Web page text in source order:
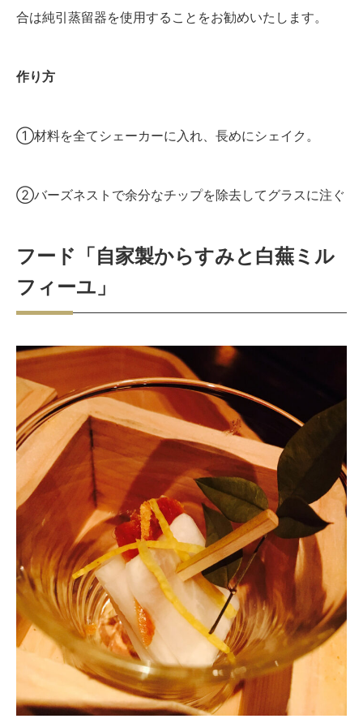
合は純引蒸留器を使用することをお勧めいたします。
作り方
①材料を全てシェーカーに入れ、長めにシェイク。
②バーズネストで余分なチップを除去してグラスに注ぐ
フード「自家製からすみと白蕪ミル
フィーユ」